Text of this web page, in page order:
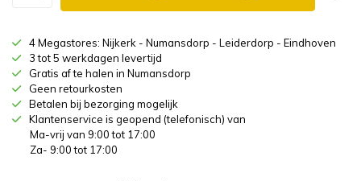
4 Megastores: Nijkerk - Numansdorp - Leiderdorp - Eindhoven
3 tot 5 werkdagen levertijd
Gratis af te halen in Numansdorp
Geen retourkosten
Betalen bij bezorging mogelijk
Klantenservice is geopend (telefonisch) van
Ma-vrij van 9:00 tot 17:00
Za- 9:00 tot 17:00